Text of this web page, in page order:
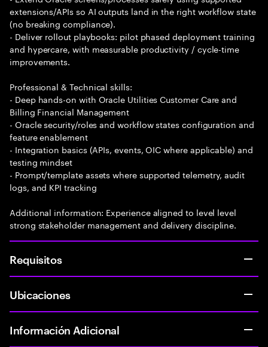
extensions/APIs so AI outputs land in the right workflow state
(no breaking compliance).
- Deliver rollout playbooks: pilot phased deployment training
and hypercare, with measurable productivity / cycle-time
improvements.
Professional & Technical skills:
- Deep hands-on with Oracle Utilities Customer Care and
Billing Financial Management
- Oracle security/roles and workflow states configuration and
feature enablement
- Integration basics (APIs, events, OIC where applicable) and
testing mindset
- Prompt/template assets where supported telemetry, audit
logs, and KPI tracking
Additional information: Experience aligned to level level
strong stakeholder management and delivery discipline.
Requisitos
Ubicaciones
Información Adicional